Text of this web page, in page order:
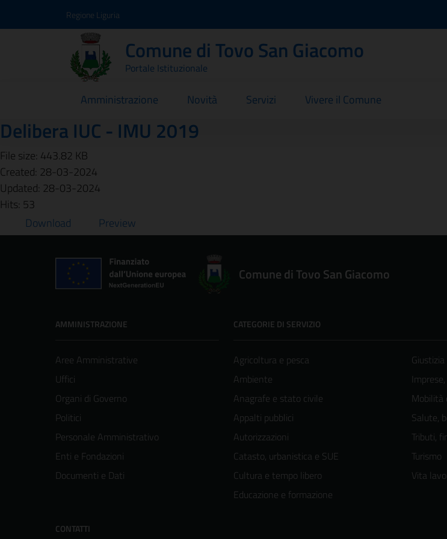
Regione Liguria
Comune di Tovo San Giacomo
Portale Istituzionale
Amministrazione Novità Servizi Vivere il Comune
Delibera IUC - IMU 2019
File size: 443.82 KB
Created: 28-03-2024
Updated: 28-03-2024
Hits: 53
Download
Preview
Comune di Tovo San Giacomo
AMMINISTRAZIONE
Aree Amministrative
Uffici
Organi di Governo
Politici
Personale Amministrativo
Enti e Fondazioni
Documenti e Dati
CATEGORIE DI SERVIZIO
Agricoltura e pesca
Ambiente
Anagrafe e stato civile
Appalti pubblici
Autorizzazioni
Catasto, urbanistica e SUE
Cultura e tempo libero
Educazione e formazione
Mobilità
Salute,
Tributi,
Turismo
Vita
CONTATTI